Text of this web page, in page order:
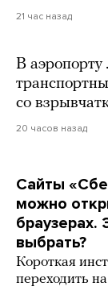
21 час назад
В
со
20 часов назад
Сайты
можно
браузерах.
выбрать?
Короткая
переходить